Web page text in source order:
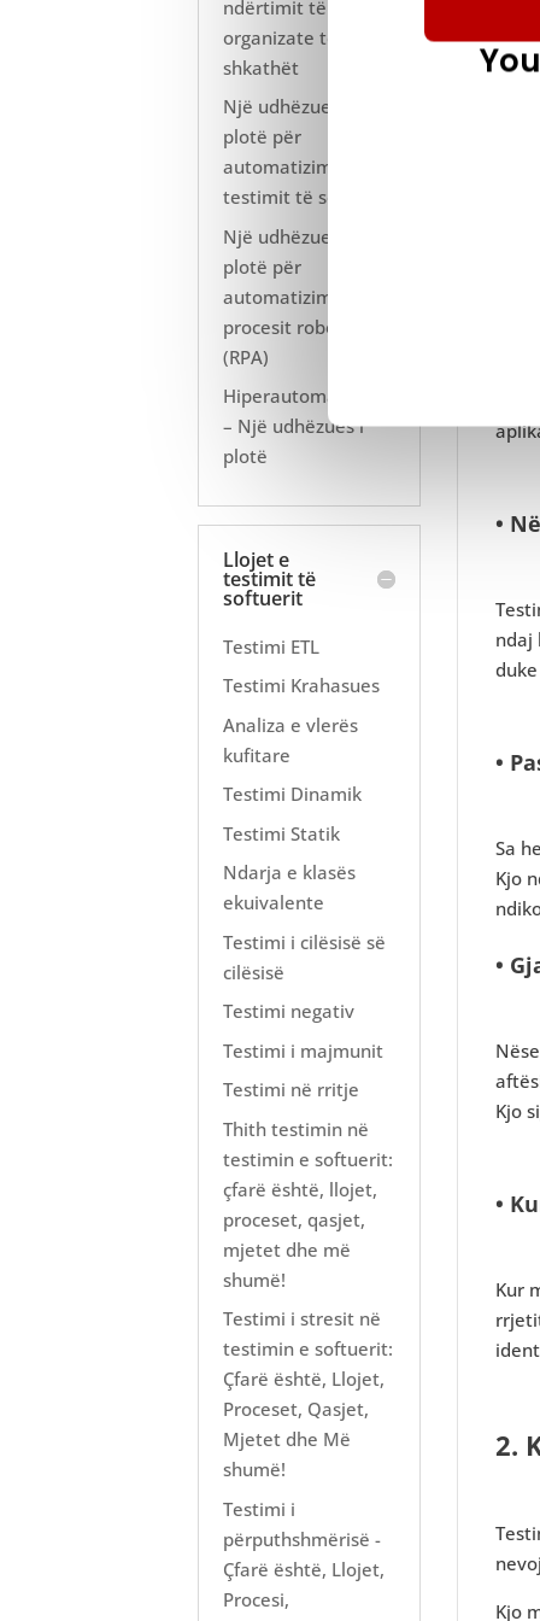
•
ndaj
•
Sa
Kjo
•
Kjo
•
Kur
2.
Kjo
ndërtimit të një
organizate të
shkathët
Një udhëzues i
plotë për
automatizimin e
testimit të softuerit
Një udhëzues i
plotë për
automatizimin e
procesit robotik
(RPA)
Hiperautomatizimi
– Një udhëzues i
plotë
Llojet e
testimit të
softuerit
Testimi ETL
Testimi Krahasues
Analiza e vlerës
kufitare
Testimi Dinamik
Testimi Statik
Ndarja e klasës
ekuivalente
Testimi i cilësisë së
cilësisë
Testimi negativ
Testimi i majmunit
Testimi në rritje
Thith testimin në
testimin e softuerit:
çfarë është, llojet,
proceset, qasjet,
mjetet dhe më
shumë!
Testimi i stresit në
testimin e softuerit:
Çfarë është, Llojet,
Proceset, Qasjet,
Mjetet dhe Më
shumë!
Testimi i
përputhshmërisë -
Çfarë është, Llojet,
Procesi,